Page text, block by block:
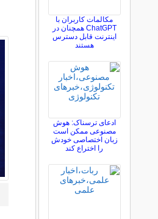
مکالمات کاربران با
ChatGPT همچنان در
اینترنت قابل دسترس
هستند
ادعای ترسناک: هوش
مصنوعی ممکن است
زبان اختصاصی خودش
را اختراع کند